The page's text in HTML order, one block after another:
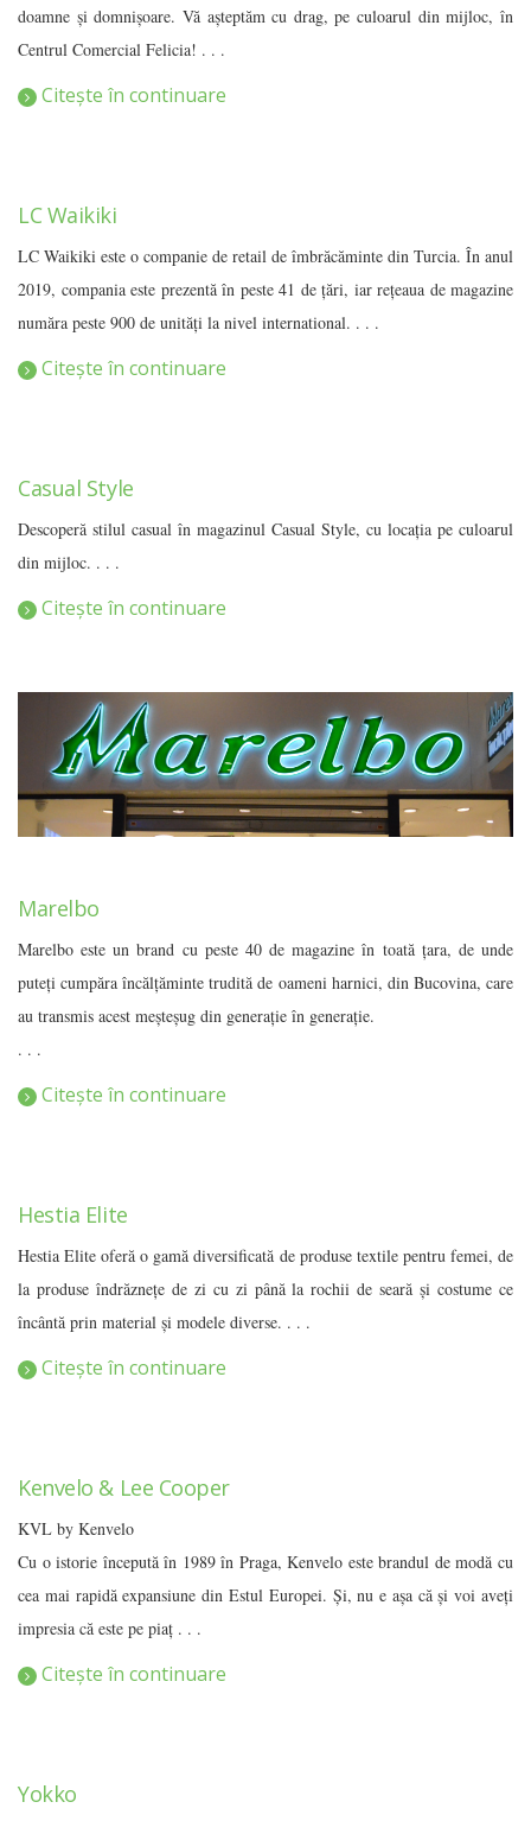
doamne și domnișoare. Vă așteptăm cu drag, pe culoarul din mijloc, în
Centrul Comercial Felicia! . . .
Citește în continuare
LC Waikiki
LC Waikiki este o companie de retail de îmbrăcăminte din Turcia. În anul
2019, compania este prezentă în peste 41 de țări, iar rețeaua de magazine
număra peste 900 de unități la nivel international. . . .
Citește în continuare
Casual Style
Descoperă stilul casual în magazinul Casual Style, cu locația pe culoarul
din mijloc. . . .
Citește în continuare
Marelbo
Marelbo este un brand cu peste 40 de magazine în toată țara, de unde
puteți cumpăra încălțăminte trudită de oameni harnici, din Bucovina, care
au transmis acest meșteșug din generație în generație.
. . .
Citește în continuare
Hestia Elite
Hestia Elite oferă o gamă diversificată de produse textile pentru femei, de
la produse îndrăzneţe de zi cu zi până la rochii de seară şi costume ce
încântă prin material şi modele diverse. . . .
Citește în continuare
Kenvelo & Lee Cooper
KVL by Kenvelo
Cu o istorie începută în 1989 în Praga, Kenvelo este brandul de modă cu
cea mai rapidă expansiune din Estul Europei. Și, nu e așa că și voi aveți
impresia că este pe piaț . . .
Citește în continuare
Yokko